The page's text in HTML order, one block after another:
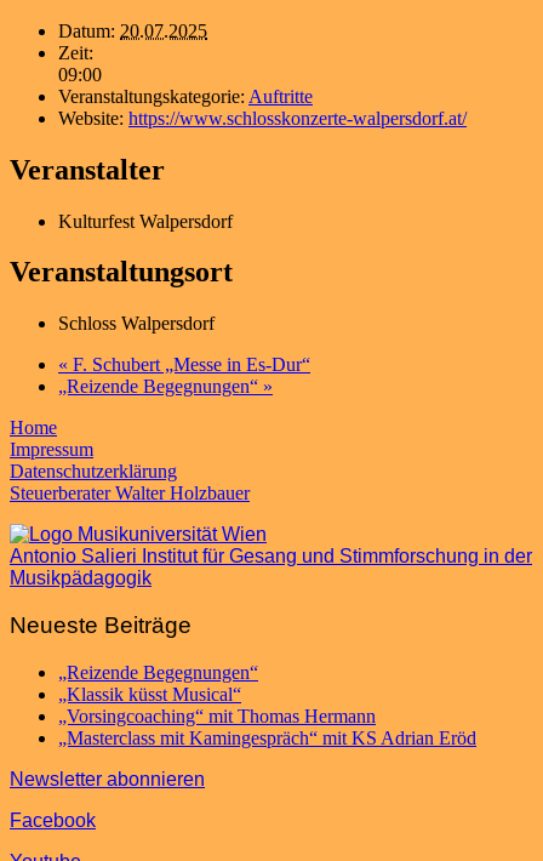
Datum: 20.07.2025
Zeit:
09:00
Veranstaltungskategorie: Auftritte
Website: https://www.schlosskonzerte-walpersdorf.at/
Veranstalter
Kulturfest Walpersdorf
Veranstaltungsort
Schloss Walpersdorf
« F. Schubert „Messe in Es-Dur“
„Reizende Begegnungen“ »
Home
Impressum
Datenschutzerklärung
Steuerberater Walter Holzbauer
Antonio Salieri Institut für Gesang und Stimmforschung in der
Musikpädagogik
Neueste Beiträge
„Reizende Begegnungen“
„Klassik küsst Musical“
„Vorsingcoaching“ mit Thomas Hermann
„Masterclass mit Kamingespräch“ mit KS Adrian Eröd
Newsletter abonnieren
Facebook